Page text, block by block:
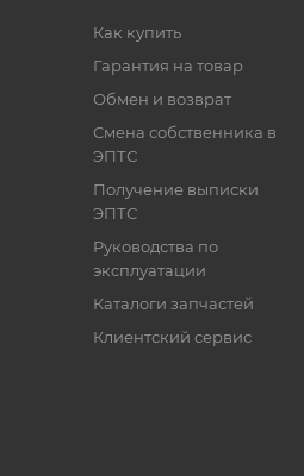
Как купить
Гарантия на товар
Обмен и возврат
Смена собственника в
ЭПТС
Получение выписки
ЭПТС
Руководства по
эксплуатации
Каталоги запчастей
Клиентский сервис